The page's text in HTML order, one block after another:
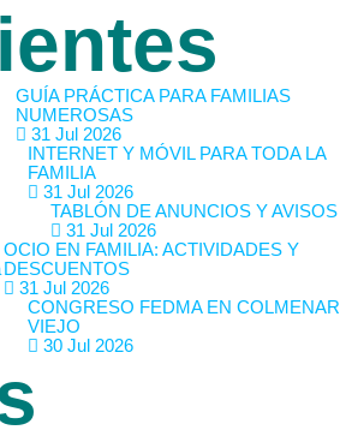
GUÍA PRÁCTICA PARA FAMILIAS
NUMEROSAS
31 Jul 2026
INTERNET Y MÓVIL PARA TODA LA
FAMILIA
31 Jul 2026
TABLÓN DE ANUNCIOS Y AVISOS
31 Jul 2026
OCIO EN FAMILIA: ACTIVIDADES Y
DESCUENTOS
31 Jul 2026
CONGRESO FEDMA EN COLMENAR
VIEJO
30 Jul 2026